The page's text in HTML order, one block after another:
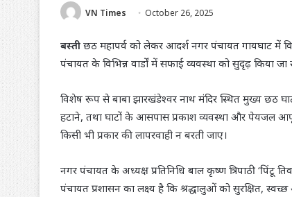
VN Times October 26, 2025
बस्ती छठ महापर्व को लेकर आदर्श नगर पंचायत गायघाट में
पंचायत के विभिन्न वार्डों में सफाई व्यवस्था को सुदृढ़ किया
विशेष रूप से बाबा झारखंडेश्वर नाथ मंदिर स्थित मुख्य छठ
हटाने, तथा घाटों के आसपास प्रकाश व्यवस्था और पेयजल
किसी भी प्रकार की लापरवाही न बरती जाए।
नगर पंचायत के अध्यक्ष प्रतिनिधि बाल कृष्ण त्रिपाठी ‘पिंटू
पंचायत प्रशासन का लक्ष्य है कि श्रद्धालुओं को सुरक्षित,